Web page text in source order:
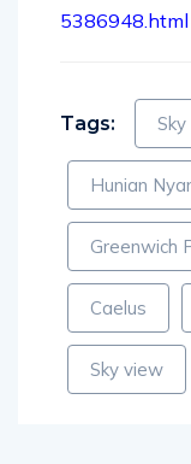
5386948.html
Tags:
Hunian
Greenwich
Caelus
Sky view